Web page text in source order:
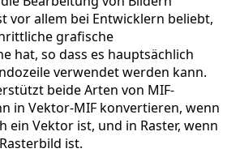
vor allem bei Entwicklern beliebt,
grafische
hat, so dass es hauptsächlich
verwendet werden kann.
beide Arten von MIF-
in Vektor-MIF konvertieren, wenn
ein Vektor ist, und in Raster, wenn
ist.